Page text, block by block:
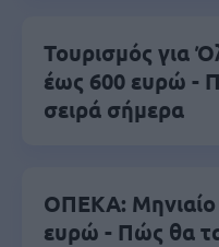
Τουρισμός για
έως 600 ευρώ -
σειρά σήμερα
ΟΠΕΚΑ: Μηνιαίο
ευρώ - Πώς θα